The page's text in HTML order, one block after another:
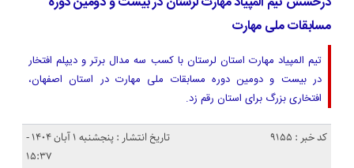
مسابقات ملی مهارت
تیم المپیاد مهارت استان لرستان با کسب سه مدال برتر و دیپلم افتخار
در بیست و دومین دوره مسابقات ملی مهارت در استان اصفهان،
افتخاری بزرگ برای استان رقم زد.
کد خبر : 9155
تاریخ انتشار : پنجشنبه ۱ آبان ۱۴۰۴ -
۱۵:۳۷